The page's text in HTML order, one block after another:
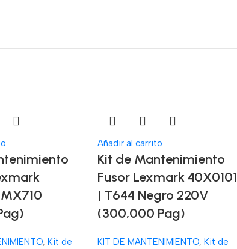
, Kit de
Añadir al carrito
Kit de Mantenimiento
Fusor Lexmark 40X0101
| T644 Negro 220V
(300,000 Pag)
KIT DE MANTENIMIENTO, Kit de